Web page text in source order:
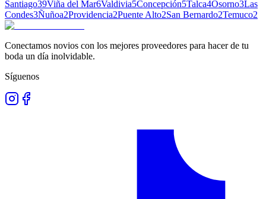
Santiago39Viña del Mar6Valdivia5Concepción5Talca4Osorno3Las
Condes3Ñuñoa2Providencia2Puente Alto2San Bernardo2Temuco2
Conectamos novios con los mejores proveedores para hacer de tu
boda un día inolvidable.
Síguenos